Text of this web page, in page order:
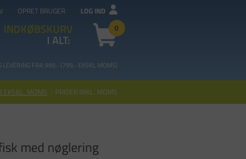
OPRET BRUGER LOG IND
INDKØBSKURV 0
I ALT:
LEVERING FRA 999,- (799,- EKSKL. MOMS)
EKSKL. MOMS | PRISER INKL. MOMS
med nøglering